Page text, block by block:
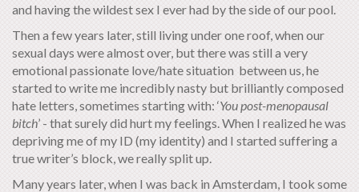
and having the wildest sex I ever had by the side of our pool.
Then a few years later, still living under one roof, when our
sexual days were almost over, but there was still a very
emotional passionate love/hate situation between us, he
started to write me incredibly nasty but brilliantly composed
hate letters, sometimes starting with: ‘You post-menopausal
bitch’ - that surely did hurt my feelings. When I realized he was
depriving me of my ID (my identity) and I started suffering a
true writer’s block, we really split up.
Many years later, when I was back in Amsterdam, I took some